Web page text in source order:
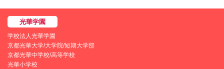
学校法人光華学園
京都光華大学/大学院/短期大学部
京都光華中学校/高等学校
光華小学校